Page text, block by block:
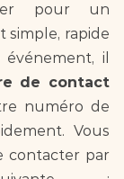
pour un
rapide
il
de contact
numéro de
Vous
contacter par